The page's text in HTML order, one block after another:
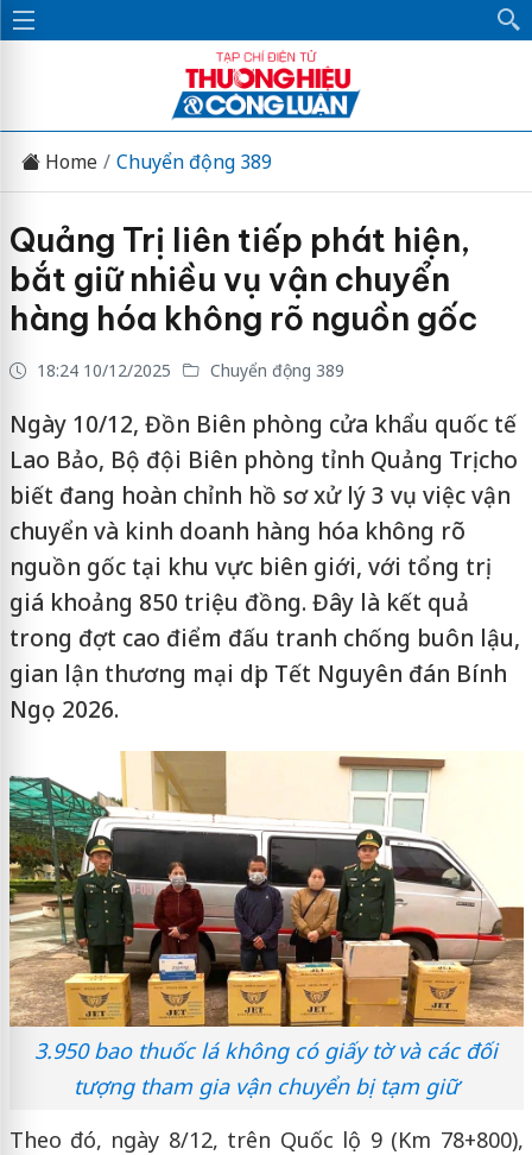
Home Chuyển động 389
Quảng Trị liên tiếp phát hiện,
bắt giữ nhiều vụ vận chuyển
hàng hóa không rõ nguồn gốc
18:24 10/12/2025 Chuyển động 389
Ngày 10/12, Đồn Biên phòng cửa khẩu quốc tế
Lao Bảo, Bộ đội Biên phòng tỉnh Quảng Trị cho
biết đang hoàn chỉnh hồ sơ xử lý 3 vụ việc vận
chuyển và kinh doanh hàng hóa không rõ
nguồn gốc tại khu vực biên giới, với tổng trị
giá khoảng 850 triệu đồng. Đây là kết quả
trong đợt cao điểm đấu tranh chống buôn lậu,
gian lận thương mại dịp Tết Nguyên đán Bính
Ngọ 2026.
3.950 bao thuốc lá không có giấy tờ và các đối
tượng tham gia vận chuyển bị tạm giữ
Theo đó, ngày 8/12, trên Quốc lộ 9 (Km 78+800),